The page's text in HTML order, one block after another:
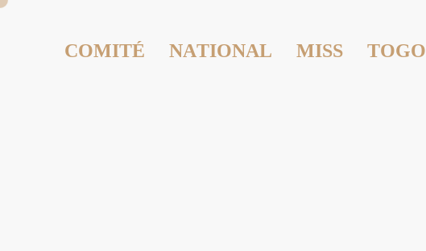
COMITÉ NATIONAL MISS TOGO